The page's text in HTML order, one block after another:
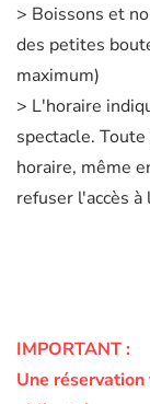
> Boissons et
des petites
maximum)
> L'horaire
spectacle.
horaire, même
refuser l'accès à
IMPORTANT :
Une